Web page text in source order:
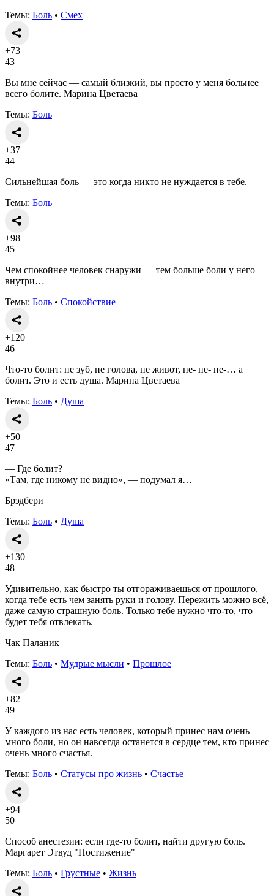
Темы: Боль • Смех
+73
43
Вы мне сейчас — самый близкий, вы просто у меня больнее
всего болите. Марина Цветаева
Темы: Боль
+37
44
Сильнейшая боль — это когда никто не нуждается в тебе.
Темы: Боль
+98
45
Чем спокойнее человек снаружи — тем больше боли у него
внутри…
Темы: Боль • Спокойствие
+120
46
Что-то болит: не зуб, не голова, не живот, не- не- не-… а
болит. Это и есть душа. Марина Цветаева
Темы: Боль • Душа
+50
47
— Где болит?
«Там, где никому не видно», — подумал я…
Брэдбери
Темы: Боль • Душа
+130
48
Удивительно, как быстро ты отгораживаешься от прошлого,
когда тебе есть чем занять руки и голову. Пережить можно всё,
даже самую страшную боль. Только тебе нужно что-то, что
будет тебя отвлекать.
Чак Паланик
Темы: Боль • Мудрые мысли • Прошлое
+82
49
У каждого из нас есть человек, который принес нам очень
много боли, но он навсегда останется в сердце тем, кто принес
очень много счастья.
Темы: Боль • Статусы про жизнь • Счастье
+94
50
Способ анестезии: если где-то болит, найти другую боль.
Маргарет Этвуд "Постижение"
Темы: Боль • Грустные • Жизнь